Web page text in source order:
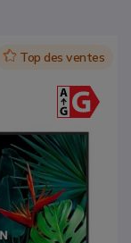
IconTop des ventes